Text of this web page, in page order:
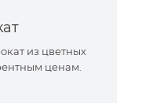
из цветных
ценам.